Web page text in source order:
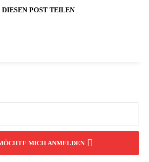
DIESEN POST TEILEN
MICH ANMELDEN